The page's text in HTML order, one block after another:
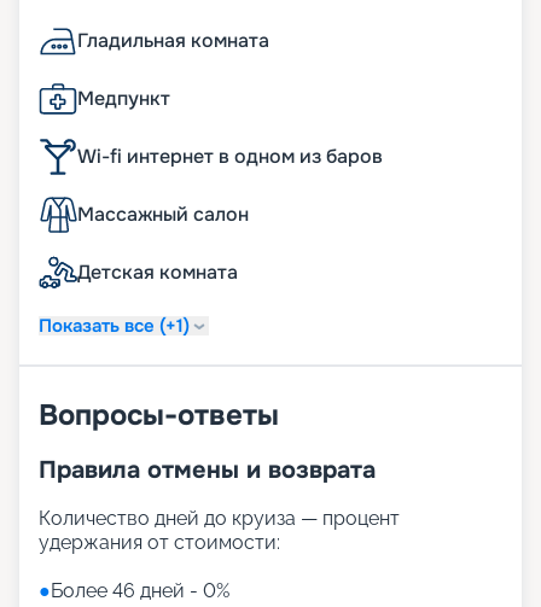
Гладильная комната
Медпункт
Wi-fi интернет в одном из баров
Массажный салон
Детская комната
Показать все (+1)
Вопросы-ответы
Правила отмены и возврата
Количество дней до круиза — процент
удержания от стоимости:
●Более 46 дней - 0%